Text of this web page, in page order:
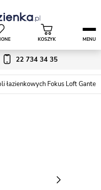
22 734 34 35
KOSZYK MENU
łazienkowych Fokus Loft Gante